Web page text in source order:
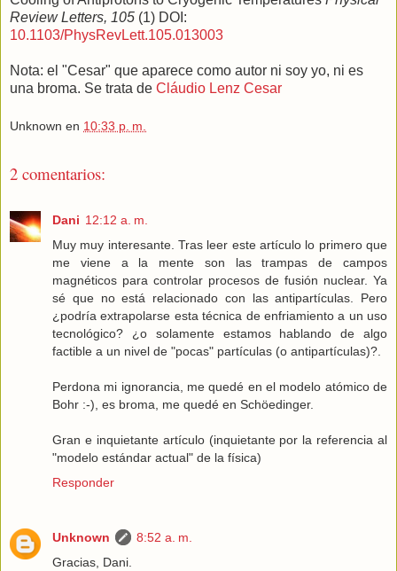
Review Letters, 105 (1) DOI:
10.1103/PhysRevLett.105.013003
Nota: el "Cesar" que aparece como autor ni soy yo, ni es
una broma. Se trata de Cláudio Lenz Cesar
Unknown en 10:33 p. m.
2 comentarios:
Dani 12:12 a. m.
Muy muy interesante. Tras leer este artículo lo primero que
me viene a la mente son las trampas de campos
magnéticos para controlar procesos de fusión nuclear. Ya
sé que no está relacionado con las antipartículas. Pero
¿podría extrapolarse esta técnica de enfriamiento a un uso
tecnológico? ¿o solamente estamos hablando de algo
factible a un nivel de "pocas" partículas (o antipartículas)?.
Perdona mi ignorancia, me quedé en el modelo atómico de
Bohr :-), es broma, me quedé en Schöedinger.
Gran e inquietante artículo (inquietante por la referencia al
"modelo estándar actual" de la física)
Responder
Unknown
8:52 a. m.
Gracias, Dani.